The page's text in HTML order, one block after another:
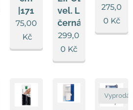
|171
75,00
Kč
vel. L
černá
299,0
0 Kč
275,0
0 Kč